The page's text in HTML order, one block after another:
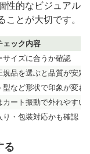
性的なビジュアル
とが大切です。
ェック内容
サイズに合うか確認
品を選ぶと品質が安定
など形状で印象が変わ
カート振動で外れやすい
り・包装対応かも確認
る